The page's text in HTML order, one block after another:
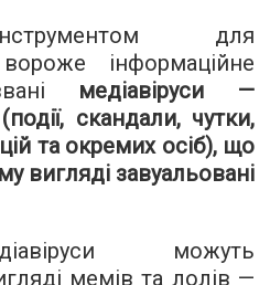
для
інформаційне
медіавіруси —
скандали, чутки,
та окремих осіб), що
вигляді завуальовані
можуть
мемів та лолів —